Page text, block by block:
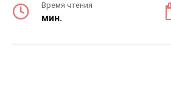
Время чтения
мин.